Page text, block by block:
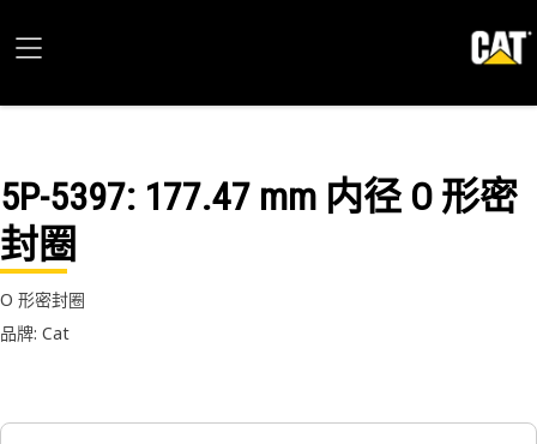
5P-5397: 177.47 mm 内径 O 形密
封圈
O 形密封圈
品牌: Cat